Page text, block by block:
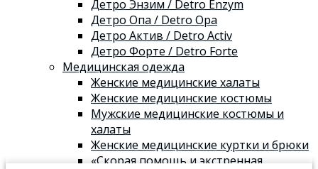
Детро Энзим / Detro Enzym
Детро Опа / Detro Opa
Детро Актив / Detro Activ
Детро Форте / Detro Forte
Медицинская одежда
Женские медицинские халаты
Женские медицинские костюмы
Мужские медицинские костюмы и
халаты
Женские медицинские куртки и брюки
«Скорая помощь и экстренная